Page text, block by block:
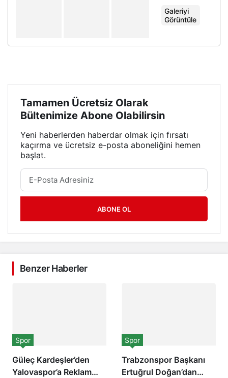
Galeriyi
Görüntüle
Tamamen Ücretsiz Olarak
Bültenimize Abone Olabilirsin
Yeni haberlerden haberdar olmak için fırsatı
kaçırma ve ücretsiz e-posta aboneliğini hemen
başlat.
ABONE OL
Benzer Haberler
Güleç Kardeşler’den
Yalovaspor’a Reklam
Spor
Trabzonspor Başkanı
Ertuğrul Doğan’dan
Spor